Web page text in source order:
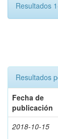
Resultados
Resultados
Fecha de
publicación
2018-10-15